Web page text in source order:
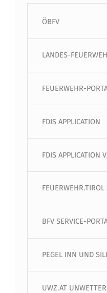
ÖBFV
LANDES-
FEUERWEHR-
FDIS APPLICATION
FDIS APPLICATION
FEUERWEHR.TIROL
BFV SERVICE-
PEGEL INN UND
UWZ.AT